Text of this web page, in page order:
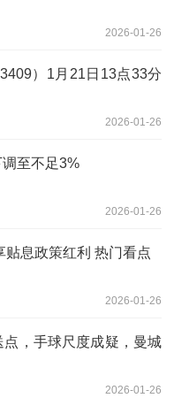
2026-01-26
）1月21日13点33分
2026-01-26
至不足3%
2026-01-26
息政策红利 热门看点
2026-01-26
，手球尺度成疑，曼城
2026-01-26